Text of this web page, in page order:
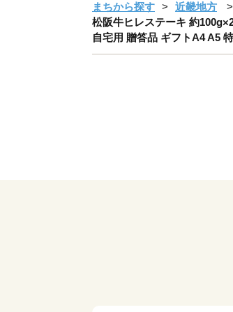
まちから探す 近畿地方
松阪牛ヒレステーキ 約
自宅用 贈答品 ギフトA4 A5